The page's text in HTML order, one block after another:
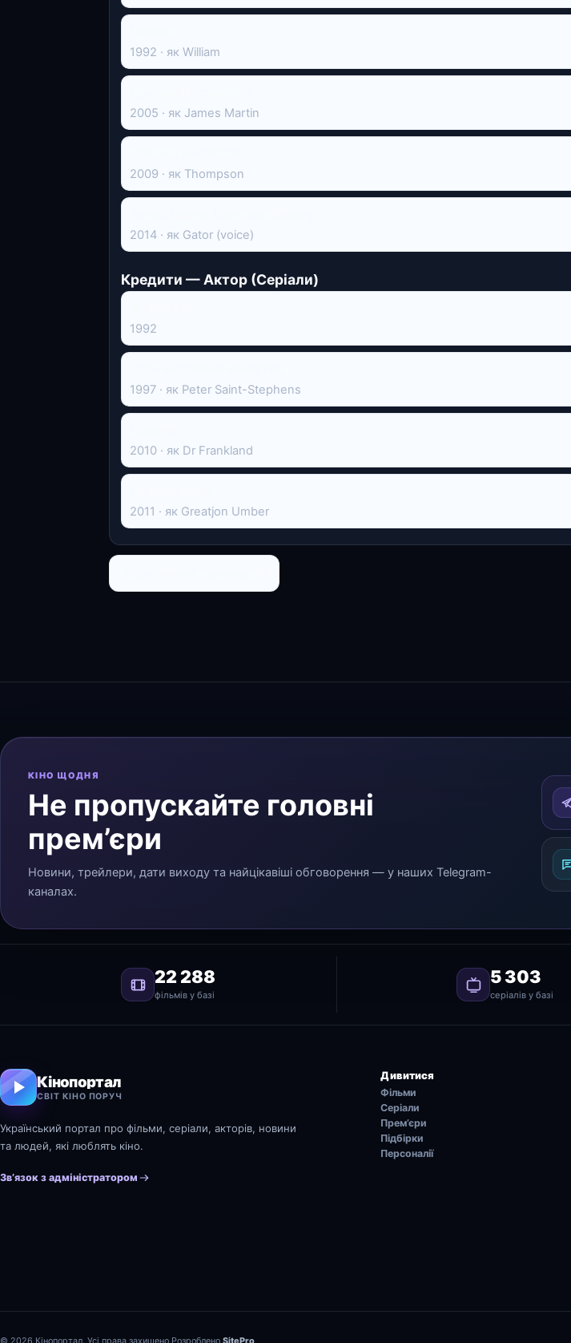
1992 · як William
2005 · як James Martin
2009 · як Thompson
2014 · як Gator (voice)
Кредити — Актор (Серіали)
1992
1997 · як Peter Saint-Stephens
2010 · як Dr Frankland
2011 · як Greatjon Umber
КІНО ЩОДНЯ
Не пропускайте головні
прем’єри
Новини, трейлери, дати виходу та найцікавіші обговорення — у наших Telegram-
каналах.
22 288
фільмів у базі
5 303
серіалів у базі
Кінопортал
СВІТ КІНО ПОРУЧ
Український портал про фільми, серіали, акторів, новини
та людей, які люблять кіно.
Зв’язок з адміністратором
Дивитися
Фільми
Серіали
Прем’єри
Підбірки
Персоналії
© 2026 Кінопортал. Усі права захищено.Розроблено SitePro